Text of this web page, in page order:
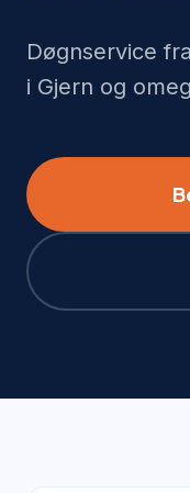
Døgnservice
i Gjern og